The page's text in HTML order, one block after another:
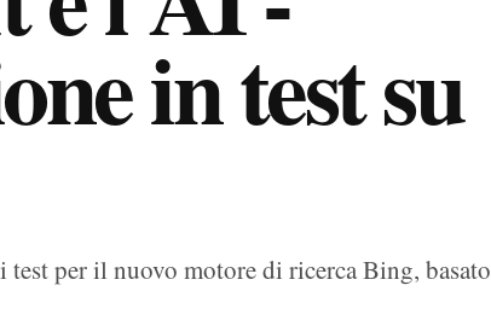
in test su
per il nuovo motore di ricerca Bing, basato